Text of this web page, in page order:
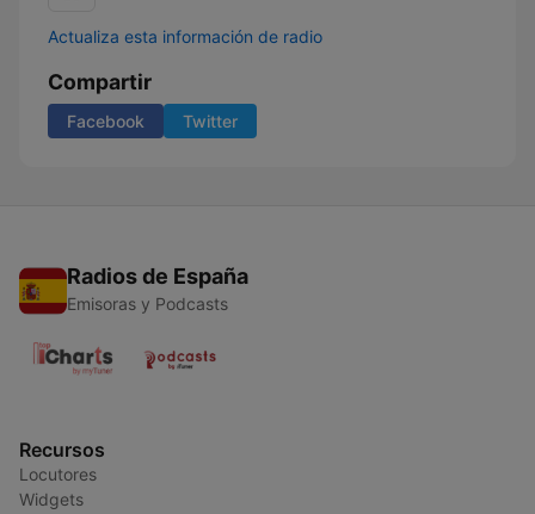
Actualiza esta información de radio
Compartir
Facebook Twitter
Radios de España
Emisoras y Podcasts
Recursos
Locutores
Widgets